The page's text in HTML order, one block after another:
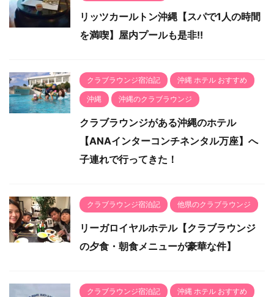
リッツカールトン沖縄【スパで1人の時間
を満喫】屋内プールも是非!!
クラブラウンジ宿泊記 沖縄 ホテル おすすめ
沖縄 沖縄のクラブラウンジ
クラブラウンジがある沖縄のホテル
【ANAインターコンチネンタル万座】へ
子連れで行ってきた！
クラブラウンジ宿泊記 他県のクラブラウンジ
リーガロイヤルホテル【クラブラウンジ
の夕食・朝食メニューが豪華な件】
クラブラウンジ宿泊記 沖縄 ホテル おすすめ